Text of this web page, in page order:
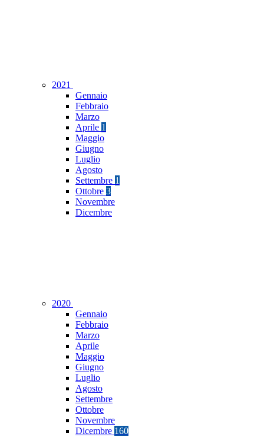
2021
Gennaio
Febbraio
Marzo
Aprile 1
Maggio
Giugno
Luglio
Agosto
Settembre 1
Ottobre 3
Novembre
Dicembre
2020
Gennaio
Febbraio
Marzo
Aprile
Maggio
Giugno
Luglio
Agosto
Settembre
Ottobre
Novembre
Dicembre 160